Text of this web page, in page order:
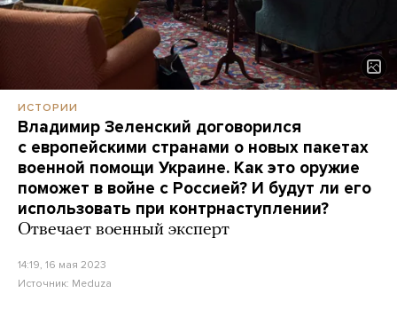
ИСТОРИИ
Владимир Зеленский договорился
с европейскими странами о новых пакетах
военной помощи Украине. Как это оружие
поможет в войне с Россией? И будут ли его
использовать при контрнаступлении?
Отвечает военный эксперт
14:19, 16 мая 2023
Источник: Meduza